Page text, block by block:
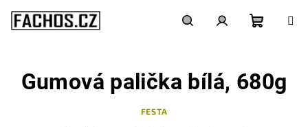
obsah
košík
Gumová palička bílá, 680g
FESTA